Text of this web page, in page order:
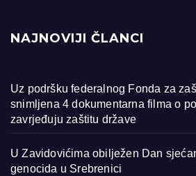
NAJNOVIJI ČLANCI
Uz podršku federalnog Fonda za
snimljena 4 dokumentarna filma o
zavrjeđuju zaštitu države
U Zavidovićima obilježen Dan
genocida u Srebrenici